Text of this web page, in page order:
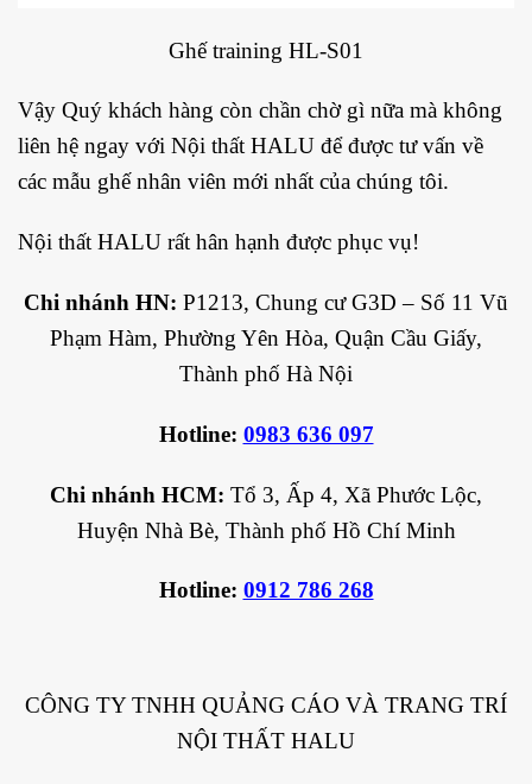
Ghế training HL-S01
Vậy Quý khách hàng còn chần chờ gì nữa mà không
liên hệ ngay với Nội thất HALU để được tư vấn về
các mẫu ghế nhân viên mới nhất của chúng tôi.
Nội thất HALU rất hân hạnh được phục vụ!
Chi nhánh HN: P1213, Chung cư G3D – Số 11 Vũ
Phạm Hàm, Phường Yên Hòa, Quận Cầu Giấy,
Thành phố Hà Nội
Hotline: 0983 636 097
Chi nhánh HCM: Tổ 3, Ấp 4, Xã Phước Lộc,
Huyện Nhà Bè, Thành phố Hồ Chí Minh
Hotline: 0912 786 268
CÔNG TY TNHH QUẢNG CÁO VÀ TRANG TRÍ
NỘI THẤT HALU